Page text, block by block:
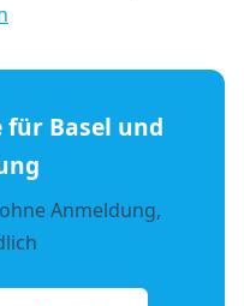
für Basel und
Anmeldung,